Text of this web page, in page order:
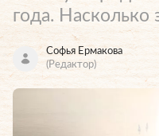
года. Насколько
Софья Ермакова
(Редактор)